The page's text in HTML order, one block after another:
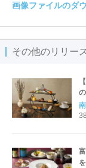
画像ファイルのダ
その他のリリース